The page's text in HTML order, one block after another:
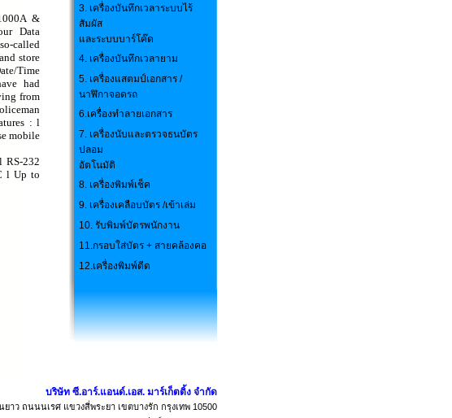
&
Data
called
store
Time
had
from
: l
mobile
RS-232
l Up to
3. เครื่องบันทึกเวลาระบบไร้
สัมผัส
และระบบบาร์โค๊ด
4. เครื่องบันทึกเวลายาม
5. เครื่องแสตมป์เอกสาร /
นาฬิกาจอดรถ
6.เครื่องทำลายเอกสาร
7. เครื่องนับและตรวจธนบัตร
ปลอม
อัตโนมัติ
8. เครื่องพิมพ์เช็ค
9. เครื่องเคลือบบัตร /เข้าเล่ม
10. รับพิมพ์บัตรพนักงาน
11.กรอบใส่บัตร + สายคล้องคอ
12.เครื่องพิมพ์ดีด
บริษัท ซี.อาร์.แอนด์.เอส. มาร์เก็ตติ้ง จำกัด
าว ถนนนเรศ แขวงสี่พระยา เขตบางรัก กรุงเทพ 10500